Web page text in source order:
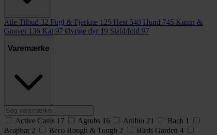
Alle Tilbud 32 Fugl & Fjerkræ 125 Hest 540 Hund 745 Kanin &
Gnaver 136 Kat 97 Øvrige dyr 19 Stald/fold 97
Varemærke
Active Canis 17 Agrobs 16 Anibio 21 Bach 1
Beaphar 2 Beco Rough & Tough 2 Birds Garden 4